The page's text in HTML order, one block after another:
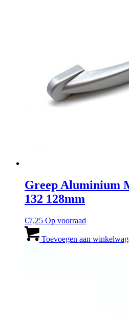
Greep Aluminium
132 128mm
€7,25 Op voorraad
Toevoegen aan